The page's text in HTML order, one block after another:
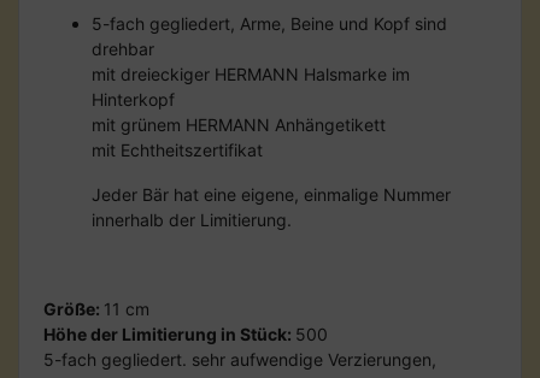
5-fach gegliedert, Arme, Beine und Kopf sind
drehbar
mit dreieckiger HERMANN Halsmarke im
Hinterkopf
mit grünem HERMANN Anhängetikett
mit Echtheitszertifikat
Jeder Bär hat eine eigene, einmalige Nummer
innerhalb der Limitierung.
Größe: 11 cm
Höhe der Limitierung in Stück: 500
5-fach gegliedert. sehr aufwendige Verzierungen,